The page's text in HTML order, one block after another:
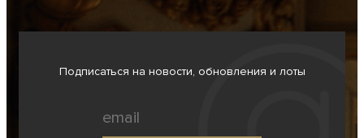
Подписаться на новости, обновления и лоты